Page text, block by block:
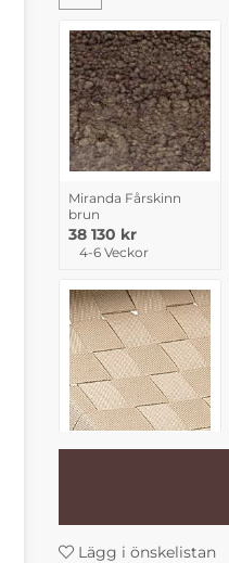
Miranda Fårskinn
brun
38 130 kr
4-6 Veckor
Lägg i önskelistan